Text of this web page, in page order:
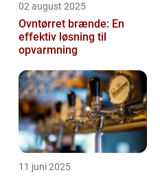
02 august 2025
Ovntørret brænde: En
effektiv løsning til
opvarmning
11 juni 2025